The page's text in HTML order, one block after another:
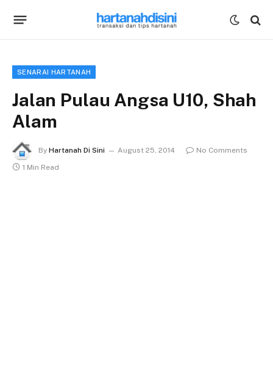
SENARAI HARTANAH
Jalan Pulau Angsa U10, Shah
Alam
By Hartanah Di Sini August 25, 2014
No Comments
1 Min Read